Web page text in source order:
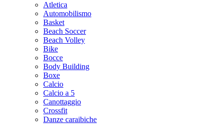
Atletica
Automobilismo
Basket
Beach Soccer
Beach Volley
Bike
Bocce
Body Building
Boxe
Calcio
Calcio a 5
Canottaggio
Crossfit
Danze caraibiche